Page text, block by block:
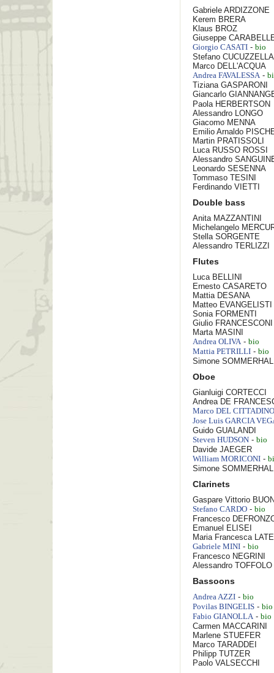
Gabriele ARDIZZONE
Kerem BRERA
Klaus BROZ
Giuseppe
Giorgio CASATI - bio
Stefano CUCUZZELLA
Marco DELL'ACQUA
Andrea FAVALESSA-
Tiziana GASPARONI
Giancarlo
Paola HERBERTSON
Alessandro LONGO
Giacomo MENNA
Emilio Arnaldo
Martin PRATISSOLI
Luca RUSSO ROSSI
Alessandro
Leonardo SESENNA
Tommaso TESINI
Ferdinando VIETTI
Double bass
Anita MAZZANTINI
Michelangelo
Stella SORGENTE
Alessandro TERLIZZI
Flutes
Luca BELLINI
Ernesto CASARETO
Mattia DESANA
Matteo EVANGELISTI
Sonia FORMENTI
Giulio FRANCESCONI
Marta MASINI
Andrea OLIVA- bio
Mattia PETRILLI - bio
Simone
Oboe
Gianluigi CORTECCI
Andrea DE
Marco DEL CITTADINO
Jose Luis GARCIA
Guido GUALANDI
Steven HUDSON - bio
Davide JAEGER
William MORICONI -
Simone
Clarinets
Gaspare Vittorio
Stefano CARDO - bio
Francesco
Emanuel ELISEI
Maria Francesca
Gabriele MINI - bio
Francesco NEGRINI
Alessandro TOFFOLO
Bassoons
AndreaAZZI - bio
Povilas BINGELIS - bio
Fabio GIANOLLA- bio
Carmen MACCARINI
Marlene STUEFER
Marco TARADDEI
Philipp TUTZER
Paolo VALSECCHI